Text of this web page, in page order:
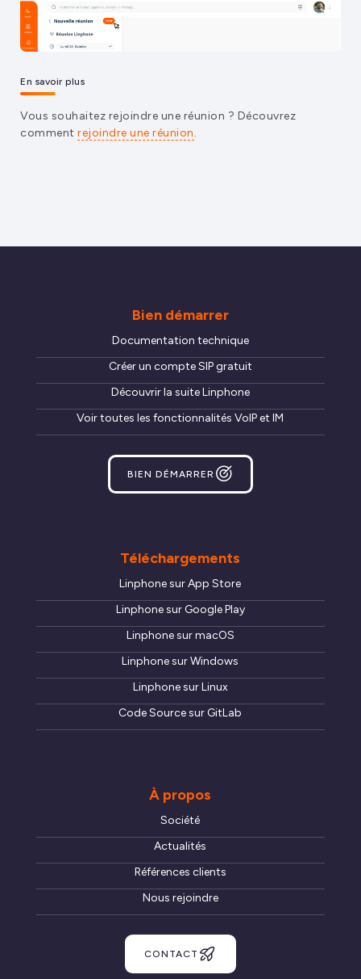
En savoir plus
Vous souhaitez rejoindre une réunion ? Découvrez
comment rejoindre une réunion.
Bien démarrer
Documentation technique
Créer un compte SIP gratuit
Découvrir la suite Linphone
Voir toutes les fonctionnalités VoIP et IM
BIEN DÉMARRER
Téléchargements
Linphone sur App Store
Linphone sur Google Play
Linphone sur macOS
Linphone sur Windows
Linphone sur Linux
Code Source sur GitLab
À propos
Société
Actualités
Références clients
Nous rejoindre
CONTACT